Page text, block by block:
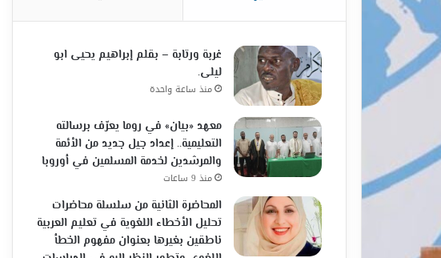
غربة ورتابة – بقلم إبراهيم يحيى ابو
ليلى.
منذ ساعة واحدة
معهد «بيان» في روما يعرّف برسالته
التعليمية.. إعداد جيل جديد من الأئمة
والمرشدين لخدمة المسلمين في أوروبا
منذ 9 ساعات
المحاضرة الثانية من سلسلة محاضرات
تحليل الأخطاء اللغوية في تعليم العربية
ناطقين بغيرها بعنوان مفهوم الخطأ